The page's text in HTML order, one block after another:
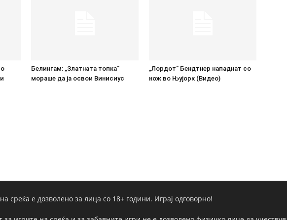
Белингам: „Златната топка“
мораше да ја освои Винисиус
„Лордот“ Бендтнер нападнат со
нож во Њујорк (Видео)
среќа е дозволено за лица со 18+ години. Играј одговорно!